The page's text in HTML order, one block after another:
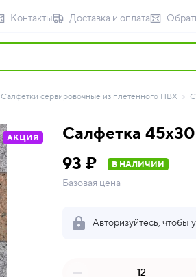
Контакты Доставка и оплата
Салфетки сервировочные из плетенного ПВХ
АКЦИЯ
Салфетка
93 ₽
В НАЛИЧИИ
Базовая цена
Авторизуйтесь, чтобы